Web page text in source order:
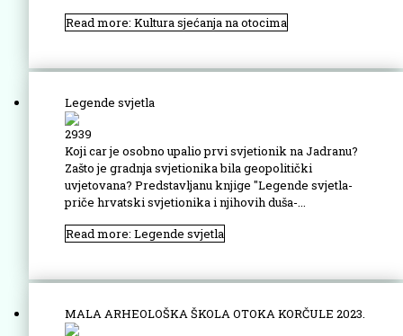
Read more: Kultura sjećanja na otocima
Legende svjetla
2939
Koji car je osobno upalio prvi svjetionik na Jadranu?
Zašto je gradnja svjetionika bila geopolitički
uvjetovana? Predstavljanu knjige ''Legende svjetla-
priče hrvatski svjetionika i njihovih duša-...
Read more: Legende svjetla
MALA ARHEOLOŠKA ŠKOLA OTOKA KORČULE 2023.